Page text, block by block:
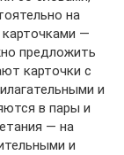
на
—
предложить
карточки с
и
в пары и
— на
и